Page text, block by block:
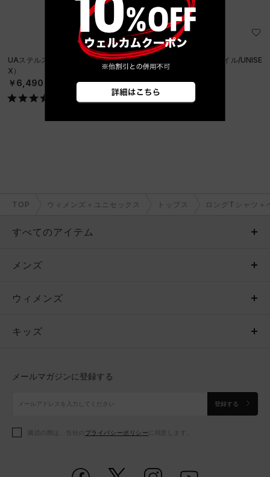
UAステルスフォーム アンクラッシャブル キャップ（ライフスタイル/UNISE
X）
￥6,490
TOP ウィメンズ＋ユニセックス トップス ロングTシャツ＋
すべてのアイテム
メンズ
ウィメンズ
キッズ
アクセサリー
メンズ
トップス
ボトムス
アクセサリー
ウィメンズ
トップス
シューズ
アクセサリー
キッズ
シューズ
メールマガジンに登録する
登録する
購読の際は、当社の プライバシーポリシー に同意します。